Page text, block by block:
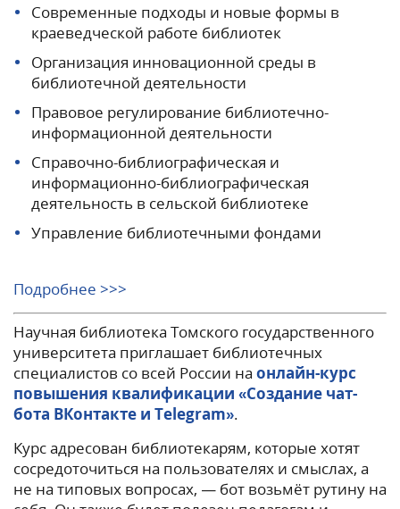
Современные подходы и новые формы в
краеведческой работе библиотек
Организация инновационной среды в
библиотечной деятельности
Правовое регулирование библиотечно-
информационной деятельности
Справочно-библиографическая и
информационно-библиографическая
деятельность в сельской библиотеке
Управление библиотечными фондами
Подробнее >>>
Научная библиотека Томского государственного
университета приглашает библиотечных
специалистов со всей России на онлайн-курс
повышения квалификации «Создание чат-
бота ВКонтакте и Telegram».
Курс адресован библиотекарям, которые хотят
сосредоточиться на пользователях и смыслах, а
не на типовых вопросах, — бот возьмёт рутину на